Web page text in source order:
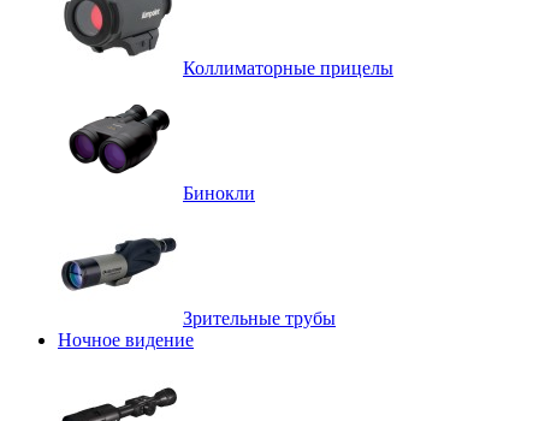
Коллиматорные прицелы
Бинокли
Зрительные трубы
Ночное видение